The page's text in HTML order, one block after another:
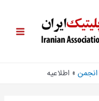
انجمن اطلاعیه